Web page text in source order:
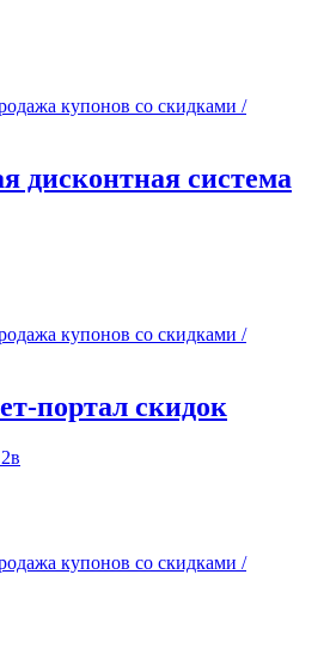
купонов со скидками /
дисконтная система
купонов со скидками /
портал скидок
купонов со скидками /